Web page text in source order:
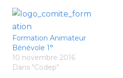
d'invitation la fiche de
candidature la fiche
sanitaire /autorisation
parentale pour les
mineurs Merci de
relayer l'information aux
licenciés de votre club
Formation Animateur
Bénévole 1°
10 novembre 2016
Dans "Codep"